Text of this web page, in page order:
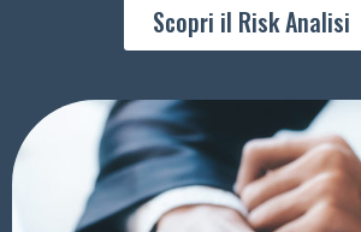
Scopri il Risk Analisi